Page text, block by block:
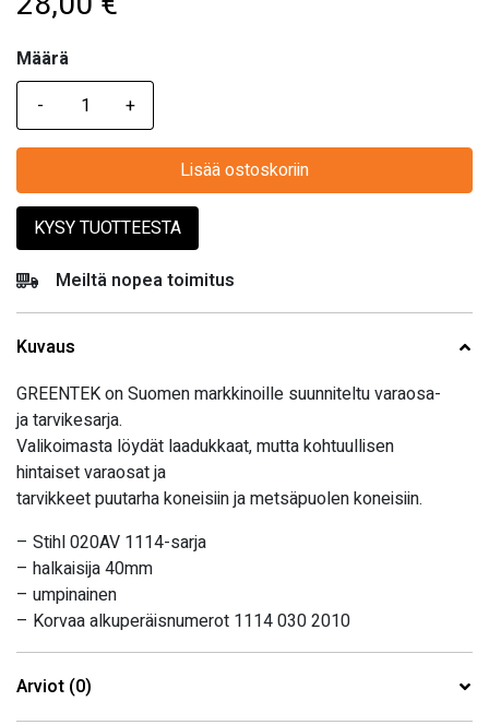
Määrä
Määrä
Lisää ostoskoriin
KYSY TUOTTEESTA
Meiltä nopea toimitus
Kuvaus
GREENTEK on Suomen markkinoille suunniteltu varaosa-
ja tarvikesarja.
Valikoimasta löydät laadukkaat, mutta kohtuullisen
hintaiset varaosat ja
tarvikkeet puutarha koneisiin ja metsäpuolen koneisiin.
– Stihl 020AV 1114-sarja
– halkaisija 40mm
– umpinainen
– Korvaa alkuperäisnumerot 1114 030 2010
Arviot (0)